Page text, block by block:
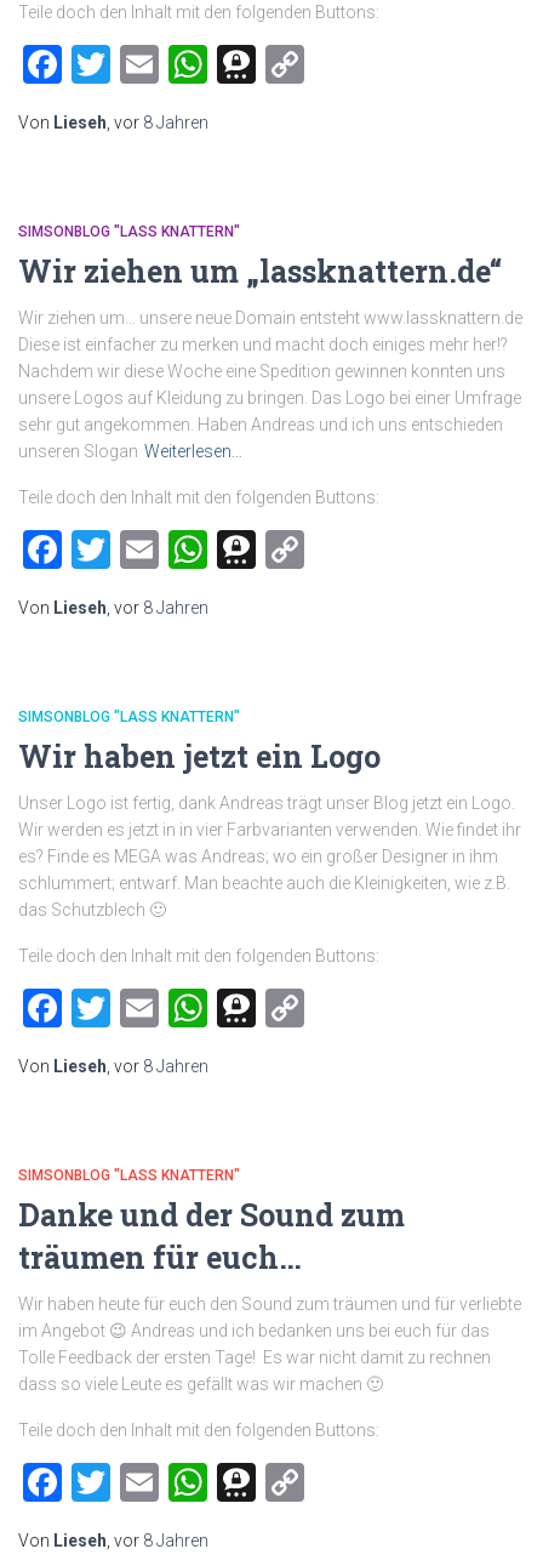
Teile doch den Inhalt mit den folgenden Buttons:
Facebook
Twitter
EmailWhatsApp
Threema
Von Lieseh , vor 8 Jahren
SIMSONBLOG "LASS KNATTERN"
Wir ziehen um „lassknattern.de“
Wir ziehen um… unsere neue Domain entsteht www.lassknattern.de
Diese ist einfacher zu merken und macht doch einiges mehr her!?
Nachdem wir diese Woche eine Spedition gewinnen konnten uns
unsere Logos auf Kleidung zu bringen. Das Logo bei einer Umfrage
sehr gut angekommen. Haben Andreas und ich uns entschieden
unseren Slogan Weiterlesen…
Teile doch den Inhalt mit den folgenden Buttons:
Facebook
Twitter
EmailWhatsApp
Threema
Von Lieseh , vor 8 Jahren
SIMSONBLOG "LASS KNATTERN"
Wir haben jetzt ein Logo
Unser Logo ist fertig, dank Andreas trägt unser Blog jetzt ein Logo.
Wir werden es jetzt in in vier Farbvarianten verwenden. Wie findet ihr
es? Finde es MEGA was Andreas; wo ein großer Designer in ihm
schlummert; entwarf. Man beachte auch die Kleinigkeiten, wie z.B.
das Schutzblech 🙂
Teile doch den Inhalt mit den folgenden Buttons:
Facebook
Twitter
EmailWhatsApp
Threema
Von Lieseh , vor 8 Jahren
SIMSONBLOG "LASS KNATTERN"
Danke und der Sound zum
träumen für euch…
Wir haben heute für euch den Sound zum träumen und für verliebte
im Angebot 😉 Andreas und ich bedanken uns bei euch für das
Tolle Feedback der ersten Tage! Es war nicht damit zu rechnen
dass so viele Leute es gefällt was wir machen 🙂
Teile doch den Inhalt mit den folgenden Buttons:
Facebook
Twitter
EmailWhatsApp
Threema
Von Lieseh , vor 8 Jahren